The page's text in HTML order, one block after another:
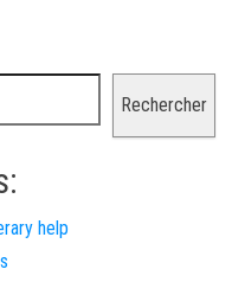
Rechercher
help